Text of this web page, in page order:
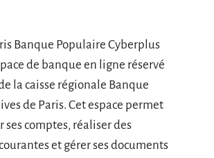
Banque Populaire Cyberplus
de banque en ligne réservé
la caisse régionale Banque
de Paris. Cet espace permet
ses comptes, réaliser des
et gérer ses documents